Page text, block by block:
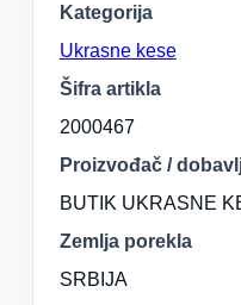
Kategorija
Ukrasne kese
Šifra artikla
2000467
Proizvođač /
BUTIK UKRASNE
Zemlja porekla
SRBIJA